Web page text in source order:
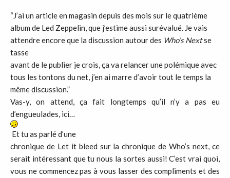
“J’ai un article en magasin depuis des mois sur le quatrième
album de Led Zeppelin, que j’estime aussi surévalué. Je vais
attendre encore que la discussion autour des Who’s Nextse
tasse
avant de le publier je crois, ça va relancer une polémique avec
tous les tontons du net, j’en ai marre d’avoir tout le temps la
même discussion.”
Vas-y, on attend, ça fait longtemps qu’il n’y a pas eu
d’engueulades, ici…
Et tu as parlé d’une
chronique de Let it bleed sur la chronique de Who’s next, ce
serait intéressant que tu nous la sortes aussi! C’est vrai quoi,
vous ne commencez pas à vous lasser des compliments et des